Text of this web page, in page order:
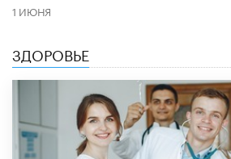
1 ИЮНЯ
ЗДОРОВЬЕ